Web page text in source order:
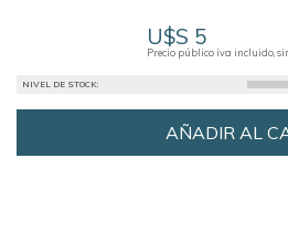
U$S 5
Precio público iva incluido,
NIVEL DE STOCK:
AÑADIR AL